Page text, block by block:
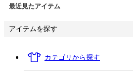
最近見たアイテム
アイテムを探す
カテゴリから探す